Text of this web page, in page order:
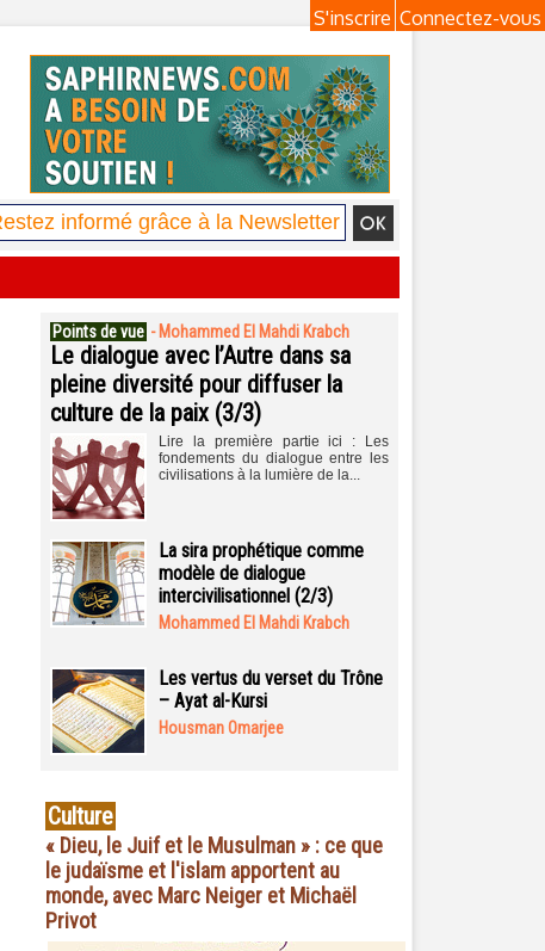
Connectez-vous
S'inscrire
Points de vue - Mohammed El Mahdi Krabch
Le dialogue avec l’Autre dans sa
pleine diversité pour diffuser la
culture de la paix (3/3)
Lire la première partie ici : Les
fondements du dialogue entre les
civilisations à la lumière de la...
La sira prophétique comme
modèle de dialogue
intercivilisationnel (2/3)
Mohammed El Mahdi Krabch
Les vertus du verset du Trône
– Ayat al-Kursi
Housman Omarjee
Culture
« Dieu, le Juif et le Musulman » : ce que
le judaïsme et l'islam apportent au
monde, avec Marc Neiger et Michaël
Privot